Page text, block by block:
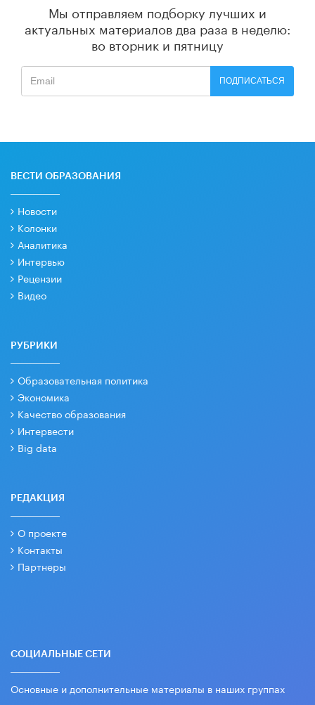
Мы отправляем подборку лучших и
актуальных материалов два раза в неделю:
во вторник и пятницу
ПОДПИСАТЬСЯ
ВЕСТИ ОБРАЗОВАНИЯ
Новости
Колонки
Аналитика
Интервью
Рецензии
Видео
РУБРИКИ
Образовательная политика
Экономика
Качество образования
Интервести
Big data
РЕДАКЦИЯ
О проекте
Контакты
Партнеры
СОЦИАЛЬНЫЕ СЕТИ
Основные и дополнительные материалы в наших группах